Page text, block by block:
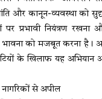
और कानून-व्यवस्था को
पर प्रभावी नियंत्रण
भावना को मजबूत करना है।
के खिलाफ यह अभियान
से अपील